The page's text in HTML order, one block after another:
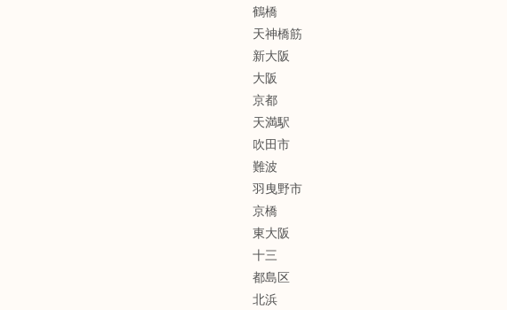
鶴橋
天神橋筋
新大阪
大阪
京都
天満駅
吹田市
難波
羽曳野市
京橋
東大阪
十三
都島区
北浜